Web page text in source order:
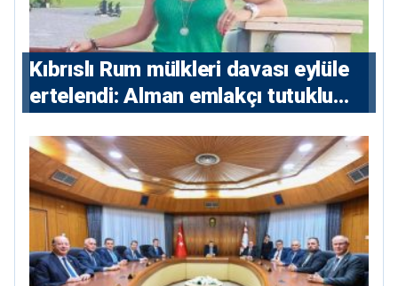
Kıbrıslı Rum mülkleri davası eylüle
ertelendi: Alman emlakçı tutuklu